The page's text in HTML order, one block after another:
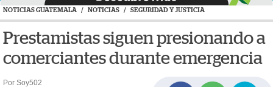
NOTICIAS GUATEMALA / NOTICIAS / SEGURIDAD Y JUSTICIA
Prestamistas siguen presionando a
comerciantes durante emergencia
Por Soy502